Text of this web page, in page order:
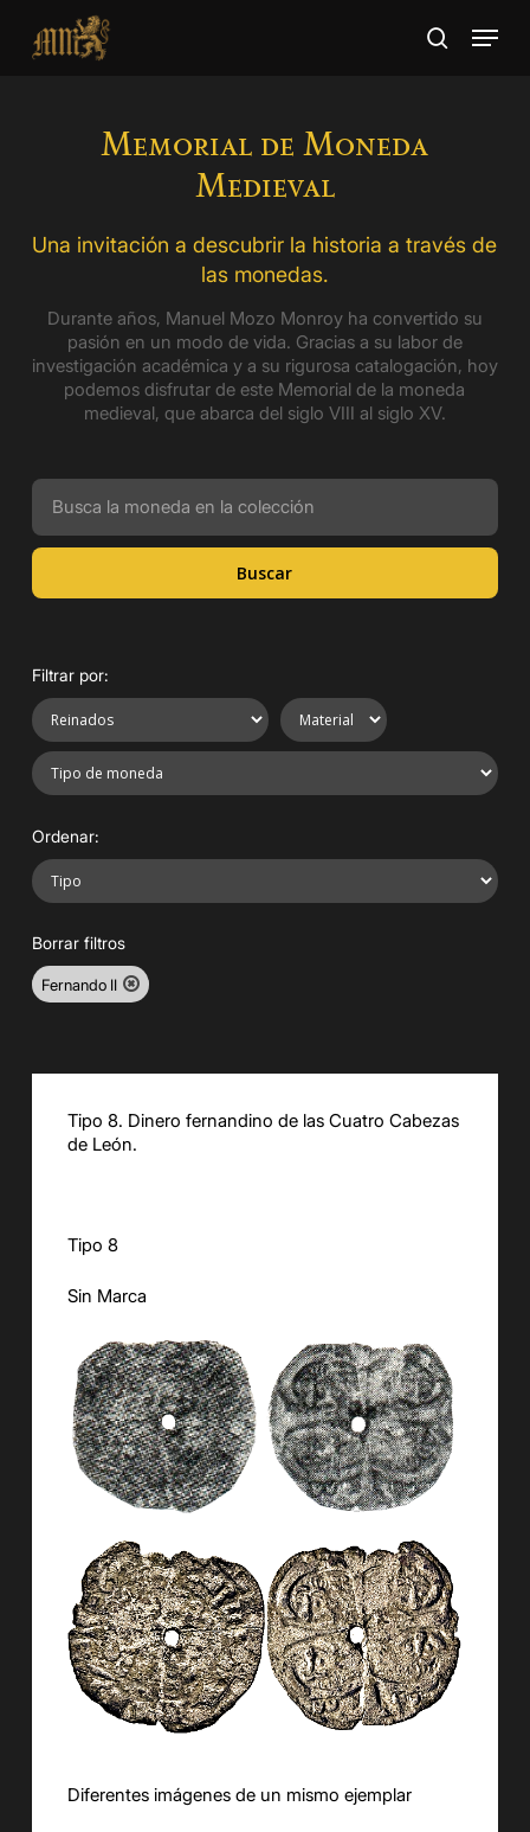
main
search
Menu
Memorial de Moneda
Medieval
Una invitación a descubrir la historia a través de
las monedas.
Durante años, Manuel Mozo Monroy ha convertido su
pasión en un modo de vida. Gracias a su labor de
investigación académica y a su rigurosa catalogación, hoy
podemos disfrutar de este Memorial de la moneda
medieval, que abarca del siglo VIII al siglo XV.
Buscar
Filtrar por:
Ordenar:
Borrar filtros
Fernando II
Tipo 8. Dinero fernandino de las Cuatro Cabezas
de León.
Tipo 8
Sin Marca
Diferentes imágenes de un mismo ejemplar